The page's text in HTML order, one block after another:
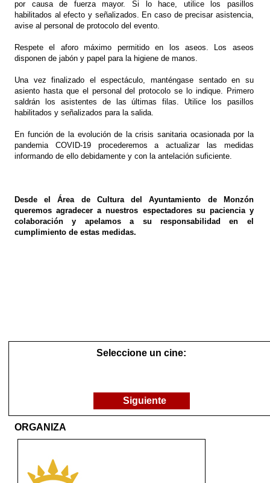
por causa de fuerza mayor. Si lo hace, utilice los pasillos
habilitados al efecto y señalizados. En caso de precisar asistencia,
avise al personal de protocolo del evento.
Respete el aforo máximo permitido en los aseos. Los aseos
disponen de jabón y papel para la higiene de manos.
Una vez finalizado el espectáculo, manténgase sentado en su
asiento hasta que el personal del protocolo se lo indique. Primero
saldrán los asistentes de las últimas filas. Utilice los pasillos
habilitados y señalizados para la salida.
En función de la evolución de la crisis sanitaria ocasionada por la
pandemia COVID-19 procederemos a actualizar las medidas
informando de ello debidamente y con la antelación suficiente.
Desde el Área de Cultura del Ayuntamiento de Monzón
queremos agradecer a nuestros espectadores su paciencia y
colaboración y apelamos a su responsabilidad en el
cumplimiento de estas medidas.
Seleccione un cine:
Siguiente
ORGANIZA